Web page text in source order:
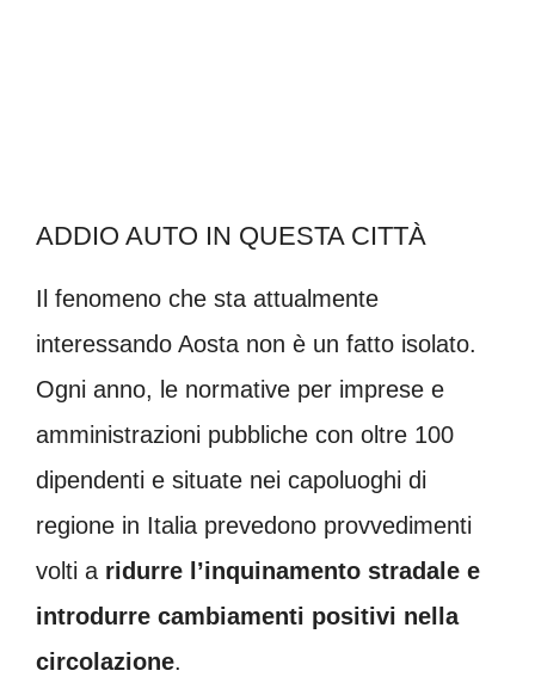
ADDIO AUTO IN QUESTA CITTÀ
Il fenomeno che sta attualmente
interessando Aosta non è un fatto isolato.
Ogni anno, le normative per imprese e
amministrazioni pubbliche con oltre 100
dipendenti e situate nei capoluoghi di
regione in Italia prevedono provvedimenti
volti a ridurre l’inquinamento stradale e
introdurre cambiamenti positivi nella
circolazione.